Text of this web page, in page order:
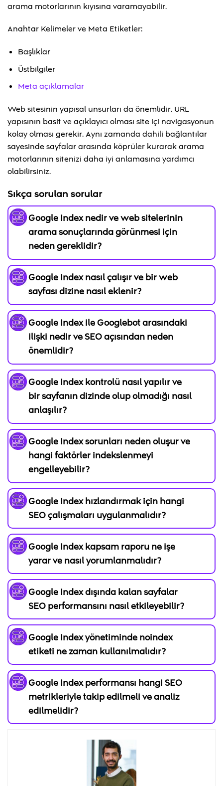
arama motorlarının kıyısına varamayabilir.
Anahtar Kelimeler ve Meta Etiketler:
Başlıklar
Üstbilgiler
Meta açıklamalar
Web sitesinin yapısal unsurları da önemlidir. URL
yapısının basit ve açıklayıcı olması site içi navigasyonun
kolay olması gerekir. Aynı zamanda dahili bağlantılar
sayesinde sayfalar arasında köprüler kurarak arama
motorlarının sitenizi daha iyi anlamasına yardımcı
olabilirsiniz.
Sıkça sorulan sorular
Google Index nedir ve web sitelerinin
arama sonuçlarında görünmesi için
neden gereklidir?
Google Index nasıl çalışır ve bir web
sayfası dizine nasıl eklenir?
Google Index ile Googlebot arasındaki
ilişki nedir ve SEO açısından neden
önemlidir?
Google Index kontrolü nasıl yapılır ve
bir sayfanın dizinde olup olmadığı nasıl
anlaşılır?
Google Index sorunları neden oluşur ve
hangi faktörler indekslenmeyi
engelleyebilir?
Google Index hızlandırmak için hangi
SEO çalışmaları uygulanmalıdır?
Google Index kapsam raporu ne işe
yarar ve nasıl yorumlanmalıdır?
Google Index dışında kalan sayfalar
SEO performansını nasıl etkileyebilir?
Google Index yönetiminde noindex
etiketi ne zaman kullanılmalıdır?
Google Index performansı hangi SEO
metrikleriyle takip edilmeli ve analiz
edilmelidir?